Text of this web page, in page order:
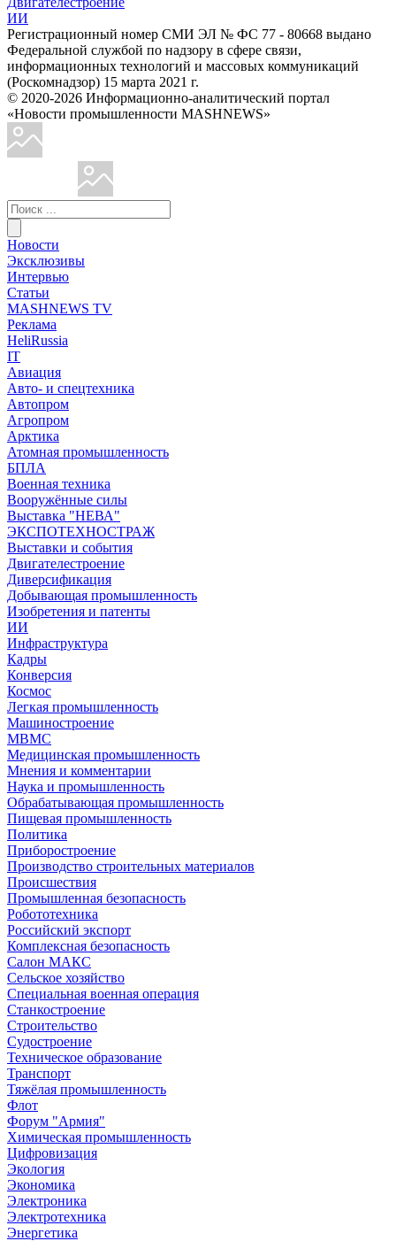
ИИ
Регистрационный номер СМИ ЭЛ № ФС 77 - 80668 выдано
Федеральной службой по надзору в сфере связи,
информационных технологий и массовых коммуникаций
(Роскомнадзор) 15 марта 2021 г.
© 2020-2026 Информационно-аналитический портал
«Новости промышленности MASHNEWS»
Новости
Эксклюзивы
Интервью
Статьи
MASHNEWS TV
Реклама
HeliRussia
IT
Авиация
Авто- и спецтехника
Автопром
Агропром
Арктика
Атомная промышленность
БПЛА
Военная техника
Вооружённые силы
Выставка "НЕВА"
ЭКСПОТЕХНОСТРАЖ
Выставки и события
Двигателестроение
Диверсификация
Добывающая промышленность
Изобретения и патенты
ИИ
Инфраструктура
Кадры
Конверсия
Космос
Легкая промышленность
Машиностроение
МВМС
Медицинская промышленность
Мнения и комментарии
Наука и промышленность
Обрабатывающая промышленность
Пищевая промышленность
Политика
Приборостроение
Производство строительных материалов
Происшествия
Промышленная безопасность
Робототехника
Российский экспорт
Комплексная безопасность
Салон МАКС
Сельское хозяйство
Специальная военная операция
Станкостроение
Строительство
Судостроение
Техническое образование
Транспорт
Тяжёлая промышленность
Флот
Форум "Армия"
Химическая промышленность
Цифровизация
Экология
Экономика
Электроника
Электротехника
Энергетика